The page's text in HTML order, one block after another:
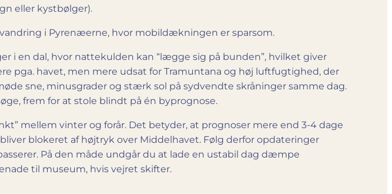
eller kystbølger).
i Pyrenæerne, hvor mobildækningen er sparsom.
i en dal, hvor natte­kulden kan “lægge sig på bunden”, hvilket giver
pga. havet, men mere udsat for Tramuntana og høj luftfugtighed, der
sne, minusgrader og stærk sol på sydvendte skråninger samme dag.
frem for at stole blindt på én byprognose.
mellem vinter og forår. Det betyder, at prognoser mere end 3-4 dage
blokeret af højtryk over Middelhavet. Følg derfor opdateringer
På den måde undgår du at lade en ustabil dag dæmpe
til museum, hvis vejret skifter.